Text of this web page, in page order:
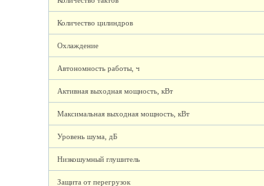
Количество цилиндров
Охлаждение
Автономность работы, ч
Активная выходная мощность, кВт
Максимальная выходная мощность, кВт
Уровень шума, дБ
Низкошумный глушитель
Защита от перегрузок